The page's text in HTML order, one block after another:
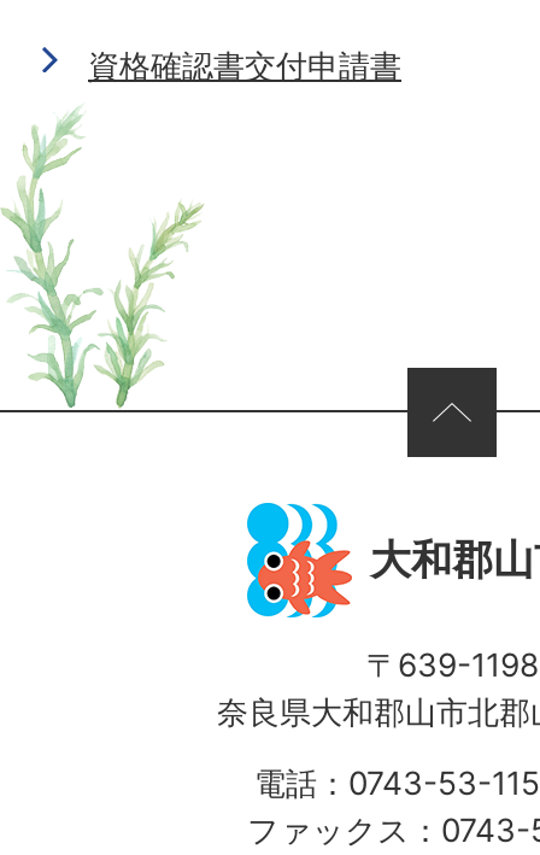
資格確認書交付申請書
ページの先頭へ
大和郡
〒639-1198
奈良県大和郡山市北
電話：0743-53-
ファックス：